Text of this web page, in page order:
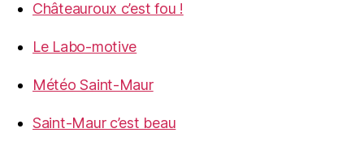
Châteauroux c’est fou !
Le Labo-motive
Météo Saint-Maur
Saint-Maur c’est beau